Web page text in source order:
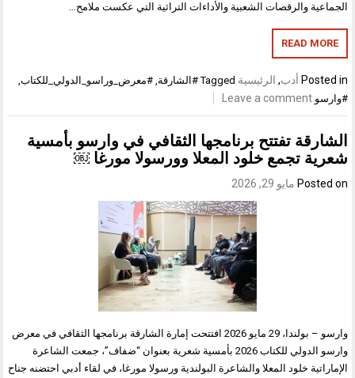
الجماعية والرقصات الشعبية والأداءات التراثية التي عكست ملامح…
READ MORE
Posted in أدب, الرئيسية Tagged #الشارقة,#معرض_وراسو_الدولي_للكتاب,
#وارسو Leave a comment
الشارقة تفتتح برنامجها الثقافي في وارسو بأمسية
شعرية تجمع خلود المعلا وورسولا مورغا ￼
Posted on مايو 29, 2026
وارسو – بولندا، 29 مايو 2026 افتتحت إمارة الشارقة برنامجها الثقافي في معرض
وارسو الدولي للكتاب 2026 بأمسية شعرية بعنوان “ضفاف”، جمعت الشاعرة
الإماراتية خلود المعلا والشاعرة البولندية ورسولا مورغا، في لقاء أدبي احتضنه جناح